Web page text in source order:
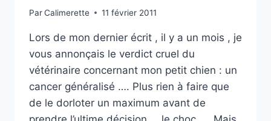
ParCalimerette 11 février 2011
Lors de mon dernier écrit , il y a un mois , je
vous annonçais le verdict cruel du
vétérinaire concernant mon petit chien : un
cancer généralisé …. Plus rien à faire que
de le dorloter un maximum avant de